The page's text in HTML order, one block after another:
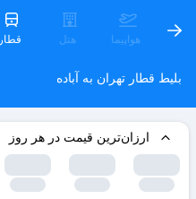
هواپیما هتل قطار
بلیط قطار تهران به آباده
ارزان‌ترین قیمت در هر روز